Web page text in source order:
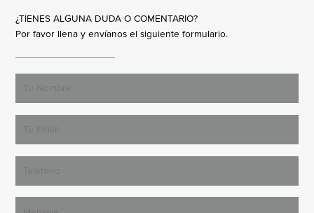
¿TIENES ALGUNA DUDA O COMENTARIO?
Por favor llena y envíanos el siguiente formulario.